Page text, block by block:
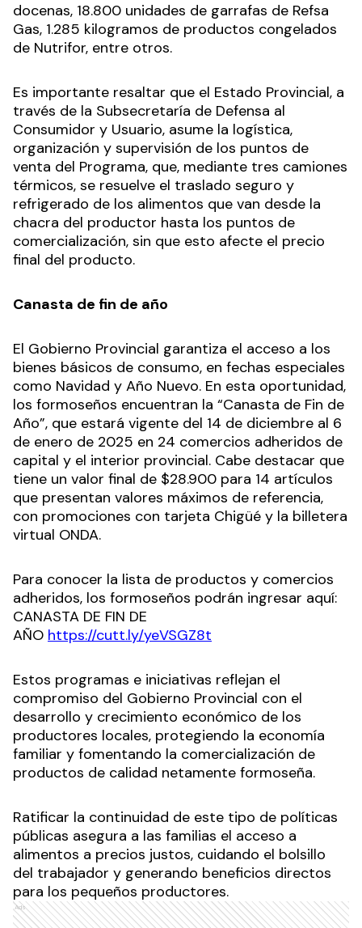
docenas, 18.800 unidades de garrafas de Refsa
Gas, 1.285 kilogramos de productos congelados
de Nutrifor, entre otros.
Es importante resaltar que el Estado Provincial, a
través de la Subsecretaría de Defensa al
Consumidor y Usuario, asume la logística,
organización y supervisión de los puntos de
venta del Programa, que, mediante tres camiones
térmicos, se resuelve el traslado seguro y
refrigerado de los alimentos que van desde la
chacra del productor hasta los puntos de
comercialización, sin que esto afecte el precio
final del producto.
Canasta de fin de año
El Gobierno Provincial garantiza el acceso a los
bienes básicos de consumo, en fechas especiales
como Navidad y Año Nuevo. En esta oportunidad,
los formoseños encuentran la “Canasta de Fin de
Año”, que estará vigente del 14 de diciembre al 6
de enero de 2025 en 24 comercios adheridos de
capital y el interior provincial. Cabe destacar que
tiene un valor final de $28.900 para 14 artículos
que presentan valores máximos de referencia,
con promociones con tarjeta Chigüé y la billetera
virtual ONDA.
Para conocer la lista de productos y comercios
adheridos, los formoseños podrán ingresar aquí:
CANASTA DE FIN DE
AÑO https://cutt.ly/yeVSGZ8t
Estos programas e iniciativas reflejan el
compromiso del Gobierno Provincial con el
desarrollo y crecimiento económico de los
productores locales, protegiendo la economía
familiar y fomentando la comercialización de
productos de calidad netamente formoseña.
Ratificar la continuidad de este tipo de políticas
públicas asegura a las familias el acceso a
alimentos a precios justos, cuidando el bolsillo
del trabajador y generando beneficios directos
para los pequeños productores.
Ads